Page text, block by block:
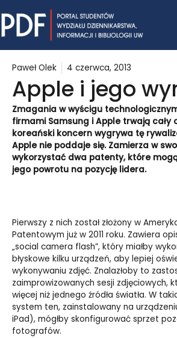
to
content
Paweł Olek 4 czerwca, 2013
Apple i jego
Zmagania w wyścigu
firmami Samsung i Apple trwają cały
koreański koncern wygrywa tę
Apple nie poddaje się. Zamierza w
wykorzystać dwa patenty, które
jego powrotu na pozycję lidera.
Pierwszy z nich został złożony w
Patentowym już w 2011 roku. Zawiera
„social camera flash”, który miałby
błyskowe kilku urządzeń, aby lepiej
wykonywaniu zdjęć. Znalazłoby to
zaimprowizowanych sesji zdjęciowych,
więcej niż jednego źródła światła. W
system ten, zainstalowany na
iPad), mógłby skonfigurować sprzet
fotografów.